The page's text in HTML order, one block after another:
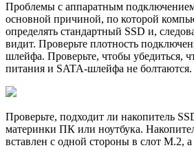
Проблемы с аппаратным
основной причиной, по которой
определять стандартный SSD и,
видит. Проверьте плотность
шлейфа. Проверьте, чтобы убедиться,
питания и SATA-шлейфа не болтаются.
Проверьте, подходит ли накопитель
материнки ПК или ноутбука.
вставлен с одной стороны в слот M.2,